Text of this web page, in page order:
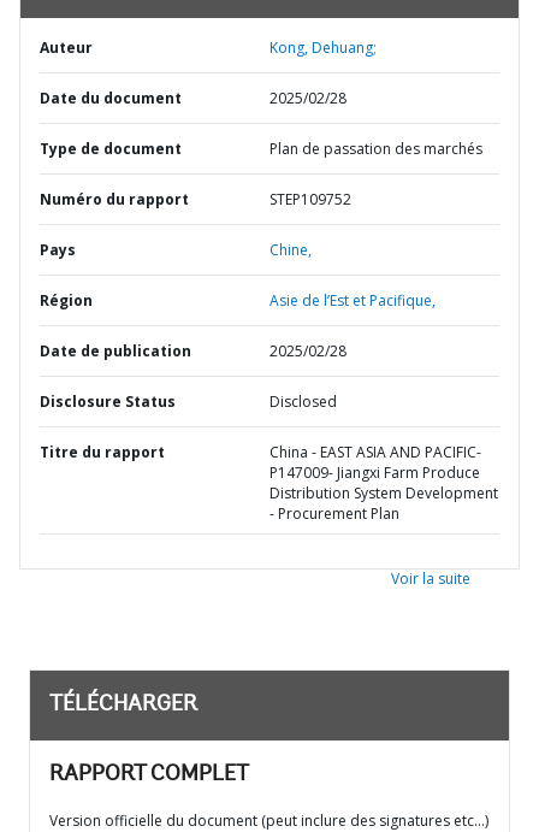
Auteur Kong, Dehuang;
Date du document 2025/02/28
Type de document Plan de passation des marchés
Numéro du rapport STEP109752
Pays Chine,
Région Asie de l’Est et Pacifique,
Date de publication 2025/02/28
Disclosure Status Disclosed
Titre du rapport
China - EAST ASIA AND PACIFIC-
P147009- Jiangxi Farm Produce
Distribution System Development
- Procurement Plan
Voir la suite
TÉLÉCHARGER
RAPPORT COMPLET
Version officielle du document (peut inclure des signatures etc…)